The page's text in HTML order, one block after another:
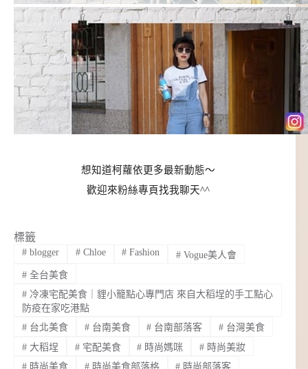
想知道柯蘿依更多最新動態～
歡迎來粉絲專頁找我聊天^^
標籤
#blogger #Chloe # Fashion # Vogue美人會
#全台美食
#冷凍宅配美食｜貍小籠點心專門店 來自大稻埕的手工點心
防疫在家吃港點
#台北美食 #台南美食 # 台南部落客 # 台灣美食
#大稻埕 #宅配美食 # 時尚媽咪 # 時尚美妝
#時尚美食 #時尚美食部落格 # 時尚部落客